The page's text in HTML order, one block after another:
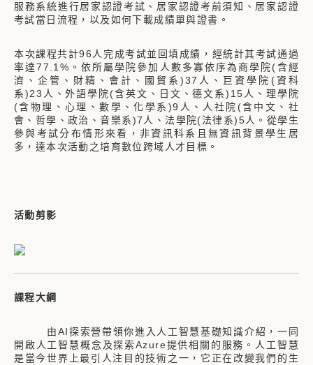
服務系統進行居家認證考試、居家認證考前須知、居家認證
考試當日流程，以及如何下載成績單與證書。
本次課程共計96人完成考試並回填成績，經統計其考試通過
率達77.1%。依所屬學院參加人數多寡依序為商學院(含經
濟、企管、財精、會計、國貿系)37人、巨資學院(資科
系)23人、外語學院(含英文、日文、德文系)15人、理學院
(含物理、心理、數學、化學系)9人、人社院(含中文、社
會、哲學、政治、音樂系)7人、法學院(法律系)5人。從學生
參與考試分布情形來看，非資訊科系且無資訊背景學生居
多，達本次活動之培育數位跨域人才目標。
活動剪影
課程大綱
由AI探索營帶領你進入人工智慧基礎知識介紹，一同
開啟人工智慧概念及探索Azure提供相關的服務。人工智慧
是當今世界上最引人注目的技術之一，它正在改變我們的生